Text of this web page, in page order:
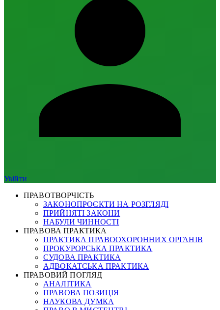
Увійти
ПРАВОТВОРЧІСТЬ
ЗАКОНОПРОЄКТИ НА РОЗГЛЯДІ
ПРИЙНЯТІ ЗАКОНИ
НАБУЛИ ЧИННОСТІ
ПРАВОВА ПРАКТИКА
ПРАКТИКА ПРАВООХОРОННИХ ОРГАНІВ
ПРОКУРОРСЬКА ПРАКТИКА
СУДОВА ПРАКТИКА
АДВОКАТСЬКА ПРАКТИКА
ПРАВОВИЙ ПОГЛЯД
АНАЛІТИКА
ПРАВОВА ПОЗИЦІЯ
НАУКОВА ДУМКА